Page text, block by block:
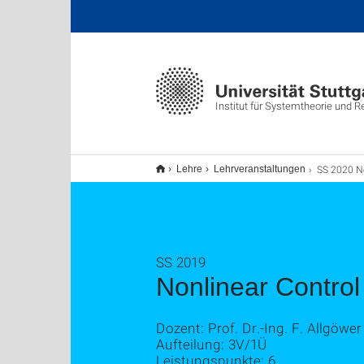
Institut für Systemtheorie und
Lehre Lehrveranstaltungen SS 2020
Nonlinear Control
SS 2019
Dozent: Prof. Dr.-Ing. F. Allgöwer
Aufteilung: 3V/1Ü